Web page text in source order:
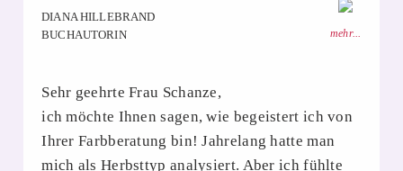
DIANA HILLEBRAND
BUCHAUTORIN
mehr...
Sehr geehrte Frau Schanze,
ich möchte Ihnen sagen, wie begeistert ich von
Ihrer Farbberatung bin! Jahrelang hatte man
mich als Herbsttyp analysiert. Aber ich fühlte